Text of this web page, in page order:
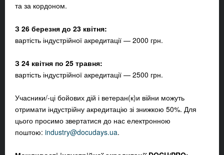
та за кордоном.
З 26 березня до 23 квітня:
вартість індустрійної акредитації — 2000 грн.
З 24 квітня по 25 травня:
вартість індустрійної акредитації — 2500 грн.
Учасники/-ці бойових дій і ветеран(к)и війни можуть
отримати індустрійну акредитацію зі знижкою 50%. Для
цього просимо звертатися до нас електронною
поштою: industry@docudays.ua.